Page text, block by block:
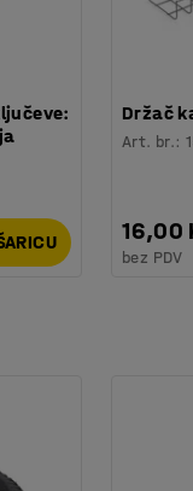
Držač
Art. br.:
16,00
bez PDV